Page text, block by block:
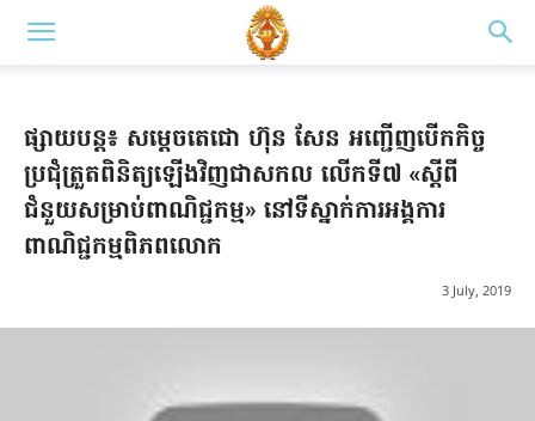
ផ្សាយបន្ត៖ សម្តេច​តេជោ ហ៊ុន សែន អញ្ជើញបើកកិច្ច
ប្រជុំត្រួតពិនិត្យឡើងវិញជាសកល លើកទី៧ «ស្តីពី
ជំនួយសម្រាប់ពាណិជ្ជកម្ម» នៅទីស្នាក់ការអង្គការ
ពាណិជ្ជកម្មពិភពលោក
3 July, 2019